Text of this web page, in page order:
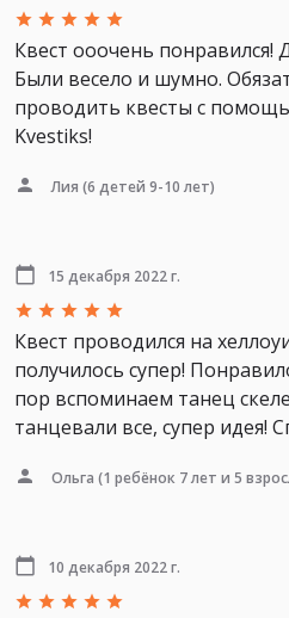
Квест ооочень понравился!
Были весело и шумно.
проводить квесты с
Kvestiks!
Лия (6 детей 9-10 лет)
15 декабря 2022 г.
Квест проводился на
получилось супер!
пор вспоминаем танец
танцевали все, супер идея!
Ольга (1 ребёнок 7 лет и 5
10 декабря 2022 г.